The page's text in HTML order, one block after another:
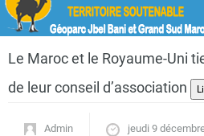
Close
Le Maroc et le Royaume-Uni
de leur conseil d’association
Admin jeudi 9